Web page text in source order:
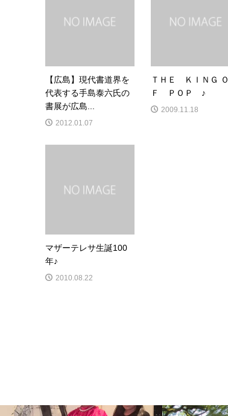
【広島】現代書道界を
代表する手島泰六氏の
書展が広島...
2012.01.07
ＴＨＥ ＫＩＮＧ Ｏ
Ｆ ＰＯＰ ♪
2009.11.18
マザーテレサ生誕100
年♪
2010.08.22